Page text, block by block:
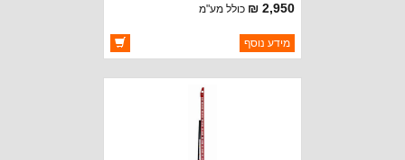
2,950 ₪ כולל מע"מ
ברקוד: MOP119
יצרן:MD JUAN
מידע נוסף